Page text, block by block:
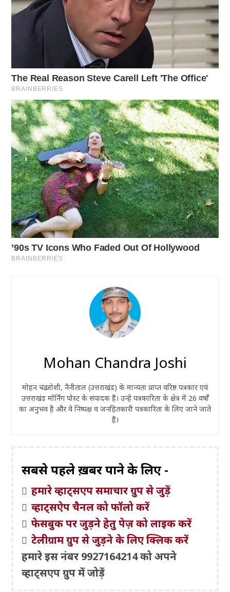
Mohan Chandra Joshi
मोहन चंद्र जोशी, नैनीताल (उत्तराखंड) के मान्यता प्राप्त वरिष्ठ पत्रकार एवं
उत्तराखंड मॉर्निंग पोस्ट के संपादक हैं। उन्हें पत्रकारिता के क्षेत्र में 26 वर्षों
का अनुभव है और वे निष्पक्ष व जनहितकारी पत्रकारिता के लिए जाने जाते
हैं।
सबसे पहले ख़बरें पाने के लिए -
हमारे व्हाट्सएप समाचार ग्रुप से जुड़ें
व्हाट्सऐप चैनल को फॉलो करें
फेसबुक पर जुड़ने हेतु पेज़ को लाइक करें
टेलीग्राम ग्रुप से जुड़ने के लिए क्लिक करें
हमारे इस नंबर 9927164214 को अपने
व्हाट्सएप ग्रुप में जोड़ें